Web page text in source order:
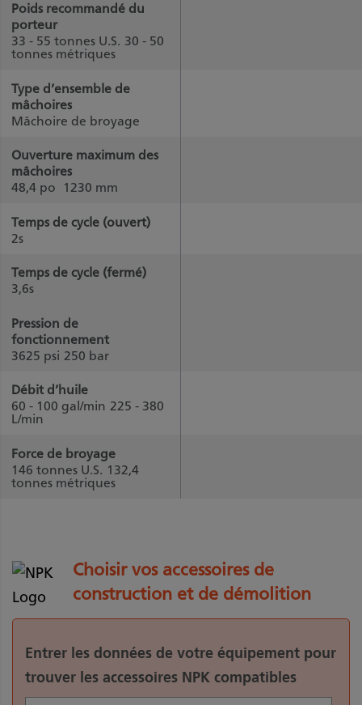
Poids recommandé du
porteur
33 - 55 tonnes U.S. 30 - 50
tonnes métriques
Type d’ensemble de
mâchoires
Mâchoire de broyage
Ouverture maximum des
mâchoires
48,4 po
1230 mm
Temps de cycle (ouvert)
2s
Temps de cycle (fermé)
3,6s
Pression de
fonctionnement
3625 psi 250 bar
Débit d’huile
60 - 100 gal/min 225 - 380
L/min
Force de broyage
146 tonnes U.S. 132,4
tonnes métriques
Choisir vos accessoires de
construction et de démolition
Entrer les données de votre équipement pour
trouver les accessoires NPK compatibles